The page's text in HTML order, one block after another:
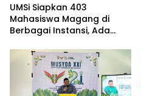
UMSi Siapkan 403
Mahasiswa Magang di
Berbagai Instansi, Ada
Taiwan